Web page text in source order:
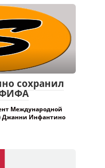
сохранил
ФИФА
Международной
Джанни Инфантино